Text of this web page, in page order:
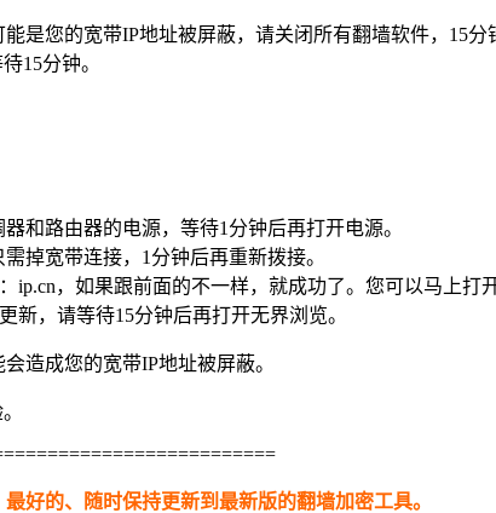
是您的宽带IP地址被屏蔽，请关闭所有翻墙软件，15分
15分钟。
和路由器的电源，等待1分钟后再打开电源。
掉宽带连接，1分钟后再重新拨接。
ip.cn，如果跟前面的不一样，就成功了。您可以马上打
新，请等待15分钟后再打开无界浏览。
造成您的宽带IP地址被屏蔽。
好的、随时保持更新到最新版的翻墙加密工具。